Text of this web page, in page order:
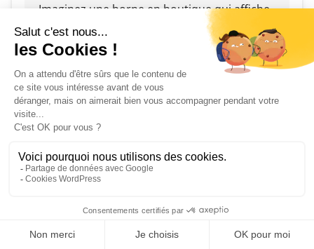
Demande de devis
Imaginez une borne en boutique qui affiche
votre flux Instagram en temps réel. Le client
voit les photos des autres utilisateurs
portant vos produits pendant qu’il fait son
choix. C’est la preuve sociale intégrée au lieu
de vente.
Réseaux sociaux
commerçant : l’audace
récompensée